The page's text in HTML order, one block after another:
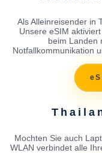
Als Alleinreisender in
Unsere eSIM
beim Landen
Notfallkommunikation
Mochten Sie auch
WLAN verbindet alle